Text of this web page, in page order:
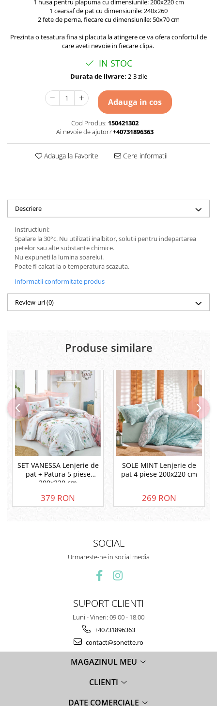
1 husa pentru plapuma cu dimensiunile: 200x220 cm
1 cearsaf de pat cu dimensiunile: 240x260
2 fete de perna, fiecare cu dimensiunile: 50x70 cm
Prezinta o tesatura fina si placuta la atingere ce va ofera confortul de
care aveti nevoie in fiecare clipa.
IN STOC
Durata de livrare: 2-3 zile
Adauga in cos
Cod Produs: 150421302
Ai nevoie de ajutor?+40731896363
Adauga la Favorite Cere informatii
Descriere
Instructiuni:
Spalare la 30°c. Nu utilizati inalbitor, solutii pentru indepartarea
petelor sau alte substante chimice.
Nu expuneti la lumina soarelui.
Poate fi calcat la o temperatura scazuta.
Informatii conformitate produs
Review-uri(0)
Produse similare
SET VANESSA Lenjerie de
pat + Patura 5 piese
200x220 cm
379 RON
SOLE MINT Lenjerie de
pat 4 piese 200x220 cm
269 RON
SOCIAL
Urmareste-ne in social media
SUPORT CLIENTI
Luni - Vineri: 09.00 - 18.00
+40731896363
contact@sonette.ro
MAGAZINUL MEU
CLIENTI
DATE COMERCIALE